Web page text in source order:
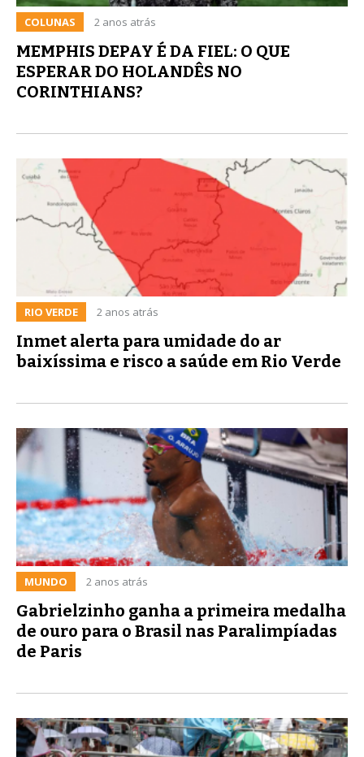
COLUNAS 2 anos atrás
MEMPHIS DEPAY É DA FIEL: O QUE
ESPERAR DO HOLANDÊS NO
CORINTHIANS?
RIO VERDE 2 anos atrás
Inmet alerta para umidade do ar
baixíssima e risco a saúde em Rio Verde
MUNDO 2 anos atrás
Gabrielzinho ganha a primeira medalha
de ouro para o Brasil nas Paralimpíadas
de Paris